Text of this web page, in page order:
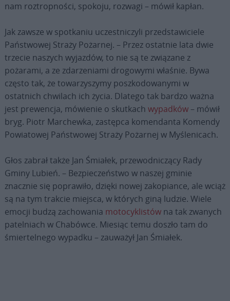
nam roztropności, spokoju, rozwagi – mówił kapłan.
Jak zawsze w spotkaniu uczestniczyli przedstawiciele
Państwowej Straży Pożarnej. – Przez ostatnie lata dwie
trzecie naszych wyjazdów, to nie są te związane z
pożarami, a ze zdarzeniami drogowymi właśnie. Bywa
często tak, że towarzyszymy poszkodowanymi w
ostatnich chwilach ich życia. Dlatego tak bardzo ważna
jest prewencja, mówienie o skutkach wypadków– mówił
bryg. Piotr Marchewka, zastępca komendanta Komendy
Powiatowej Państwowej Straży Pożarnej w Myślenicach.
Głos zabrał także Jan Śmiałek, przewodniczący Rady
Gminy Lubień. – Bezpieczeństwo w naszej gminie
znacznie się poprawiło, dzięki nowej zakopiance, ale wciąż
są na tym trakcie miejsca, w których giną ludzie. Wiele
emocji budzą zachowania motocyklistówna tak zwanych
patelniach w Chabówce. Miesiąc temu doszło tam do
śmiertelnego wypadku – zauważył Jan Śmiałek.